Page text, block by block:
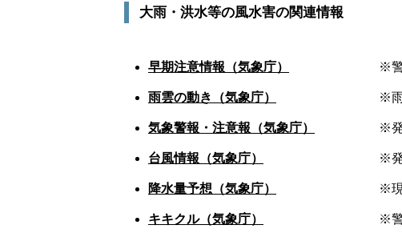
大雨・洪水等の風水害の関連情報
早期注意情報（気象庁） ※警報発生
雨雲の動き（気象庁） ※雨が降っ
気象警報・注意報（気象庁） ※発令中
台風情報（気象庁） ※発生中の台
降水量予想（気象庁） ※現在、今
キキクル（気象庁） ※警報等発表